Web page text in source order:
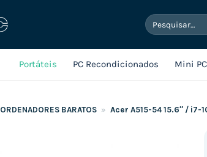
Pesquisar
por:
Portáteis PC Recondicionados Mini
ORDENADORES BARATOS » Acer A515-54 15.6″ / i7-